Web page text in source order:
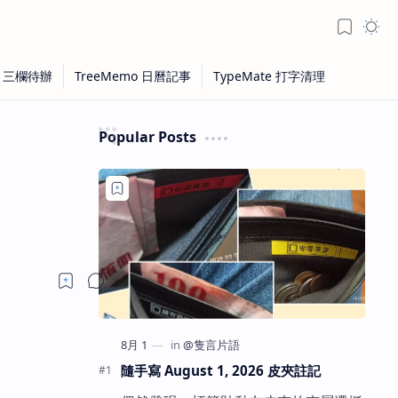
Popular Posts
隨手寫 August 1, 2026 皮夾註記